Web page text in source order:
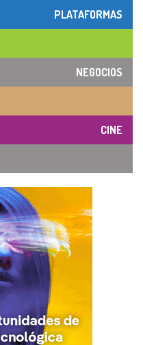
PLATAFORMAS
NEGOCIOS
CINE